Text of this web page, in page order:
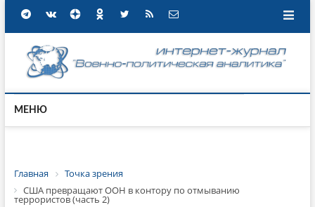
МЕНЮ
Главная
Точка зрения
США превращают ООН в контору по отмыванию
террористов (часть 2)